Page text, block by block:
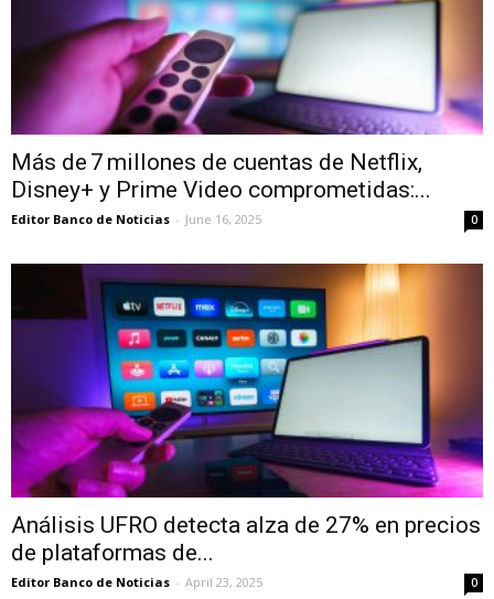
Más de 7 millones de cuentas de Netflix,
Disney+ y Prime Video comprometidas:...
Editor Banco de Noticias - June 16, 2025 0
Análisis UFRO detecta alza de 27% en precios
de plataformas de...
Editor Banco de Noticias - April 23, 2025 0